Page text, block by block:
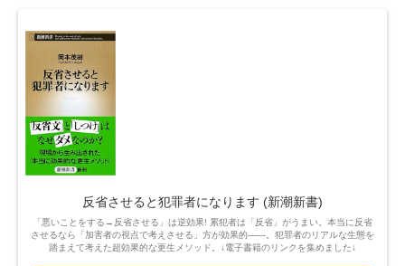
反省させると犯罪者になります (新潮新書)
「悪いことをする→反省させる」は逆効果! 累犯者は「反省」がうまい。本当に反省
させるなら「加害者の視点で考えさせる」方が効果的――。犯罪者のリアルな生態を
踏まえて考えた超効果的な更生メソッド。↓電子書籍のリンクを集めました↓